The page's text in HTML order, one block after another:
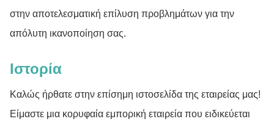
στην αποτελεσματική επίλυση προβλημάτων για την
απόλυτη ικανοποίηση σας.
Ιστορία
Καλώς ήρθατε στην επίσημη ιστοσελίδα της εταιρείας μας!
Είμαστε μια κορυφαία εμπορική εταιρεία που ειδικεύεται